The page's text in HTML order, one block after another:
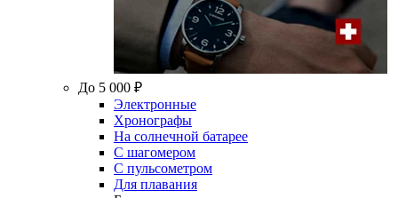
До 5 000 ₽
Электронные
Хронографы
На солнечной батарее
С шагомером
С пульсометром
Для плавания